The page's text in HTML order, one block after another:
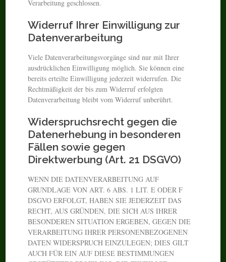
Verarbeitung geschlossen.
Widerruf Ihrer Einwilligung zur
Datenverarbeitung
Viele Datenverarbeitungsvorgänge sind nur mit Ihrer
ausdrücklichen Einwilligung möglich. Sie können eine
bereits erteilte Einwilligung jederzeit widerrufen. Die
Rechtmäßigkeit der bis zum Widerruf erfolgten
Datenverarbeitung bleibt vom Widerruf unberührt.
Widerspruchsrecht gegen die
Datenerhebung in besonderen
Fällen sowie gegen
Direktwerbung (Art. 21 DSGVO)
WENN DIE DATENVERARBEITUNG AUF
GRUNDLAGE VON ART. 6 ABS. 1 LIT. E ODER F
DSGVO ERFOLGT, HABEN SIE JEDERZEIT DAS
RECHT, AUS GRÜNDEN, DIE SICH AUS IHRER
BESONDEREN SITUATION ERGEBEN, GEGEN DIE
VERARBEITUNG IHRER PERSONENBEZOGENEN
DATEN WIDERSPRUCH EINZULEGEN; DIES GILT
AUCH FÜR EIN AUF DIESE BESTIMMUNGEN